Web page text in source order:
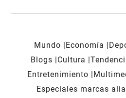
Mundo Economía
Blogs
Cultura
Entretenimiento
Especiales marcas